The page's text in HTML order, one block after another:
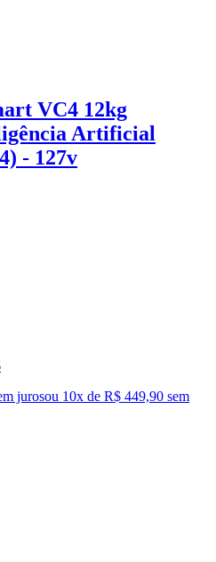
VC4 12kg
Artificial
- 127v
jurosou 10x de R$ 449,90 sem